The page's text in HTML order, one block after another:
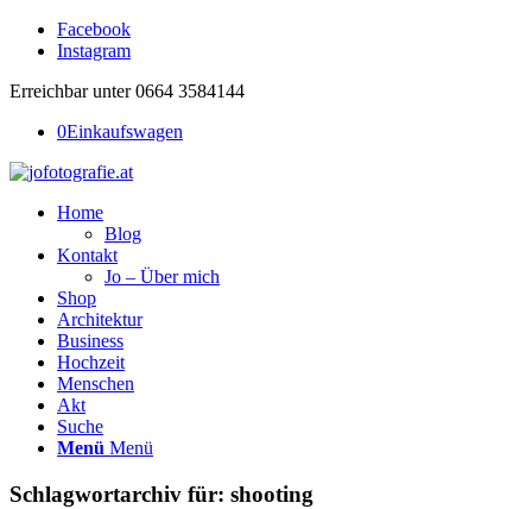
Facebook
Instagram
Erreichbar unter 0664 3584144
0Einkaufswagen
Home
Blog
Kontakt
Jo – Über mich
Shop
Architektur
Business
Hochzeit
Menschen
Akt
Suche
Menü Menü
Schlagwortarchiv für: shooting